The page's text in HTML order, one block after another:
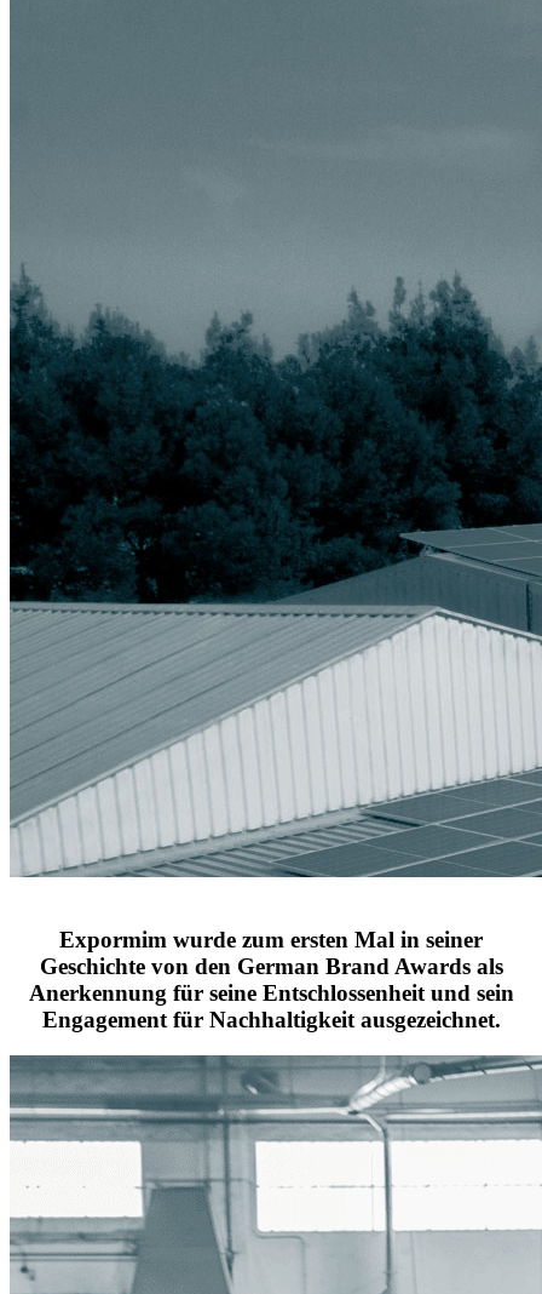
Expormim wurde zum ersten Mal in seiner
Geschichte von den German Brand Awards als
Anerkennung für seine Entschlossenheit und sein
Engagement für Nachhaltigkeit ausgezeichnet.